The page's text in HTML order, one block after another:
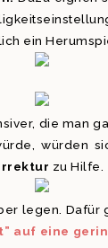
ein
die man
würden
zu Hilfe.
legen. Dafür
auf eine